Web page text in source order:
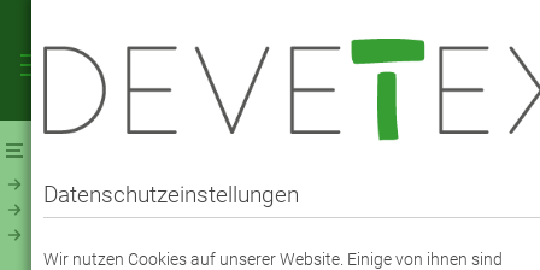
Viskose Taft Premium (120300)
Datenschutzeinstellungen
Wir nutzen Cookies auf unserer Website. Einige von ihnen sind